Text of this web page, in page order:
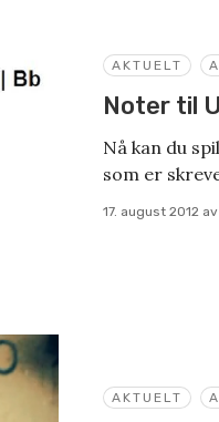
AKTUELT
Noter til
Nå kan du
som er
17. august 2012 av
AKTUELT